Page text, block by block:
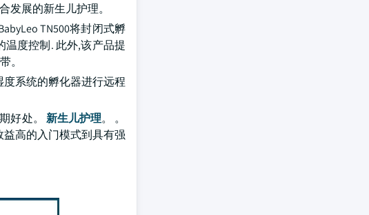
展的新生儿护理。
TN500将封闭式孵
度控制. 此外,该产品提
。
系统的孵化器进行远程
好处。 新生儿护理。 。
高的入门模式到具有强